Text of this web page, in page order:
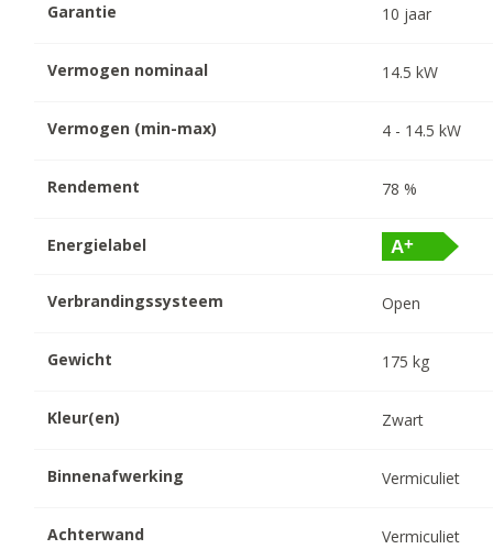
Garantie 10 jaar
Vermogen nominaal 14.5 kW
Vermogen (min-max) 4 - 14.5 kW
Rendement 78 %
Energielabel
Verbrandingssysteem Open
Gewicht 175 kg
Kleur(en) Zwart
Binnenafwerking Vermiculiet
Achterwand Vermiculiet